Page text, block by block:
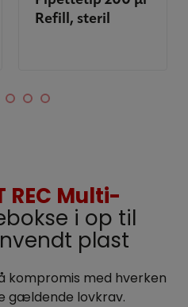
Refill, steril
REC Multi-
i op til
plast
kompromis med hverken
gældende lovkrav.